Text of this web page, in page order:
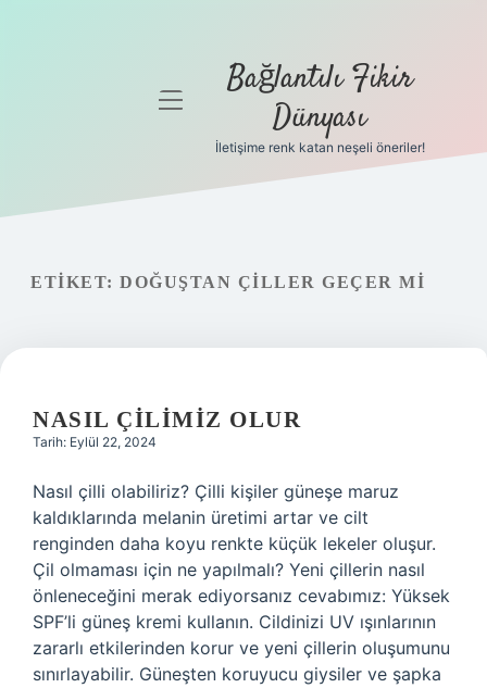
Gizlilik
Yasal Uyarı
Hakkımızda
menüyü
Bağlantılı Fikir
Dünyası
İletişime renk katan neşeli öneriler!
ETIKET: DOĞUŞTAN ÇILLER GEÇER MI
NASIL ÇILIMIZ OLUR
Tarih: Eylül 22, 2024
Nasıl çilli olabiliriz? Çilli kişiler güneşe maruz
kaldıklarında melanin üretimi artar ve cilt
renginden daha koyu renkte küçük lekeler oluşur.
Çil olmaması için ne yapılmalı? Yeni çillerin nasıl
önleneceğini merak ediyorsanız cevabımız: Yüksek
SPF’li güneş kremi kullanın. Cildinizi UV ışınlarının
zararlı etkilerinden korur ve yeni çillerin oluşumunu
sınırlayabilir. Güneşten koruyucu giysiler ve şapka